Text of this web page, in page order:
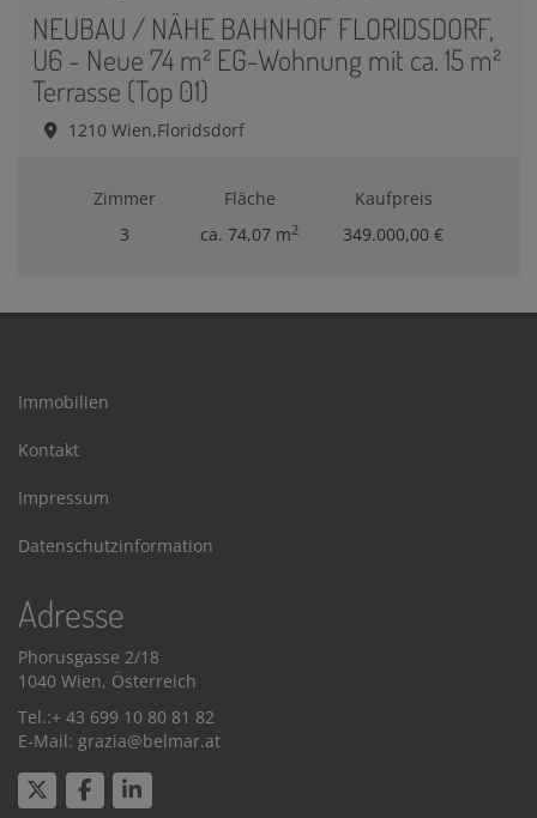
NEUBAU / NÄHE BAHNHOF FLORIDSDORF,
U6 - Neue 74 m² EG-Wohnung mit ca. 15 m²
Terrasse (Top 01)
1210 Wien,Floridsdorf
Zimmer
3
Fläche
ca. 74,07 m2
Kaufpreis
349.000,00 €
Immobilien
Kontakt
Impressum
Datenschutzinformation
Adresse
Phorusgasse 2/18
1040 Wien, Österreich
Tel.:+ 43 699 10 80 81 82
E-Mail: grazia@belmar.at